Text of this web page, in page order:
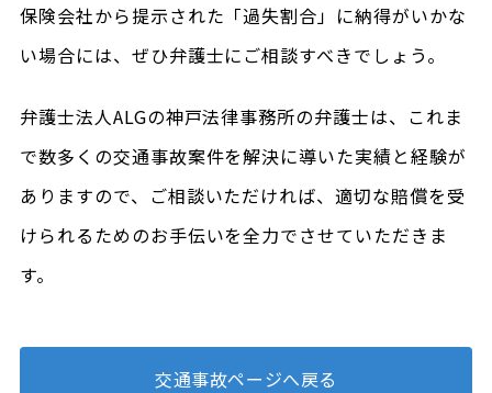
保険会社から提示された「過失割合」に納得がいかな
い場合には、ぜひ弁護士にご相談すべきでしょう。
弁護士法人ALGの神戸法律事務所の弁護士は、これま
で数多くの交通事故案件を解決に導いた実績と経験が
ありますので、ご相談いただければ、適切な賠償を受
けられるためのお手伝いを全力でさせていただきま
す。
交通事故ページへ戻る